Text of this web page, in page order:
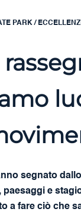
PARK/
segnato
e
a fare ciò che